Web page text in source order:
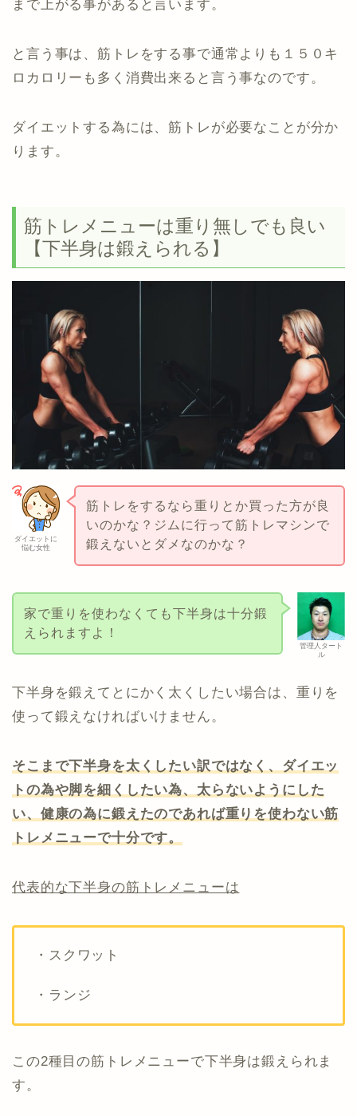
まで上がる事があると言います。
と言う事は、筋トレをする事で通常よりも１５０キ
ロカロリーも多く消費出来ると言う事なのです。
ダイエットする為には、筋トレが必要なことが分か
ります。
筋トレメニューは重り無しでも良い
【下半身は鍛えられる】
ダイエットに
悩む女性
筋トレをするなら重りとか買った方が良
いのかな？ジムに行って筋トレマシンで
鍛えないとダメなのかな？
管理人タート
ル
家で重りを使わなくても下半身は十分鍛
えられますよ！
下半身を鍛えてとにかく太くしたい場合は、重りを
使って鍛えなければいけません。
そこまで下半身を太くしたい訳ではなく、ダイエッ
トの為や脚を細くしたい為、太らないようにした
い、健康の為に鍛えたのであれば重りを使わない筋
トレメニューで十分です。
代表的な下半身の筋トレメニューは
・スクワット
・ランジ
この2種目の筋トレメニューで下半身は鍛えられま
す。